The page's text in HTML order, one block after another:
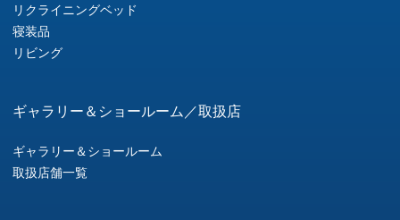
リクライニングベッド
寝装品
リビング
ギャラリー＆ショールーム／取扱店
ギャラリー＆ショールーム
取扱店舗一覧